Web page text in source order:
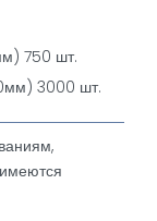
750 шт.
3000 шт.